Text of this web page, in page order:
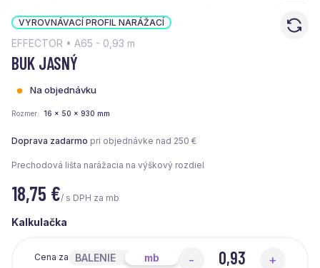
VYROVNÁVACÍ PROFIL NARÁŽACÍ
EFFECTOR • A65 - 0,93 m
BUK JASNÝ
Na objednávku
Rozmer 16 x 50 x 930 mm
Doprava zadarmo pri objednávke nad 250 €
Prechodová lišta narážacia na výškový rozdiel
18,75 €/ s DPH za mb
Kalkulačka
Cena za BALENIE mb - +